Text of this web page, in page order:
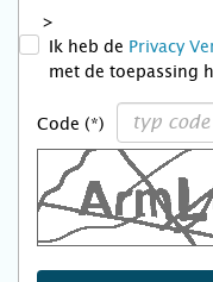
>
Ik heb de Privacy
met de toepassing
Code (*)